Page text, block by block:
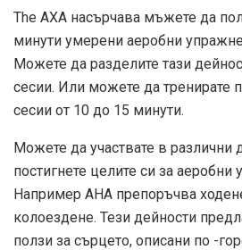
The АХА насърчава мъжете да
минути умерени аеробни
Можете да разделите тази
сесии. Или можете да тренирате
сесии от 10 до 15 минути.
Можете да участвате в различни
постигнете целите си за аеробни
Например AHA препоръчва
колоездене. Тези дейности
ползи за сърцето, описани по -